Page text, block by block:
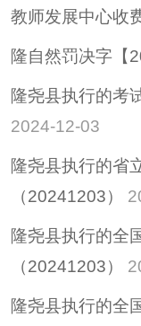
教师发展中心收
隆自然罚决字【
隆尧县执行的考
2024-12-03
隆尧县执行的省
（20241203）
隆尧县执行的全
（20241203）
隆尧县执行的全